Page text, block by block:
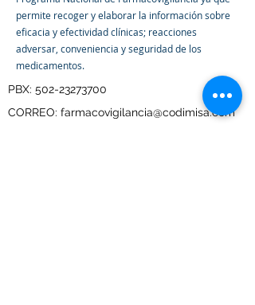
permite recoger y elaborar la información sobre
eficacia y efectividad clínicas; reacciones
adversar, conveniencia y seguridad de los
medicamentos.
PBX: 502-23273700
CORREO: farmacovigilancia@codimisa.com